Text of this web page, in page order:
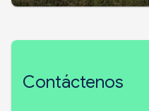
Contáctenos